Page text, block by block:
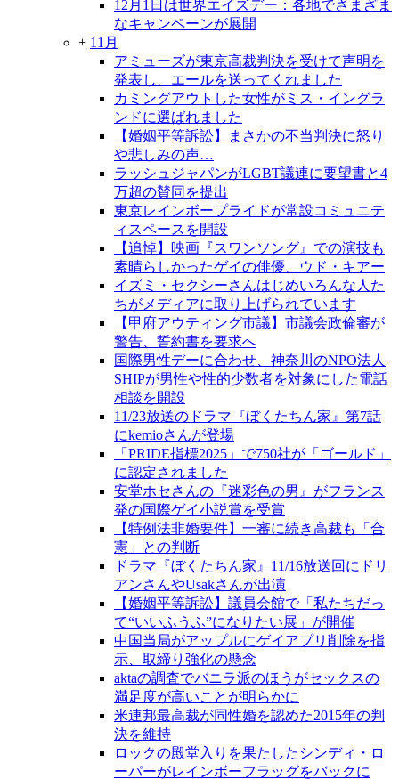
12月1日は世界エイズデー：各地でさまざま
なキャンペーンが展開
+ 11月
アミューズが東京高裁判決を受けて声明を
発表し、エールを送ってくれました
カミングアウトした女性がミス・イングラ
ンドに選ばれました
【婚姻平等訴訟】まさかの不当判決に怒り
や悲しみの声…
ラッシュジャパンがLGBT議連に要望書と4
万超の賛同を提出
東京レインボープライドが常設コミュニテ
ィスペースを開設
【追悼】映画『スワンソング』での演技も
素晴らしかったゲイの俳優、ウド・キアー
イズミ・セクシーさんはじめいろんな人た
ちがメディアに取り上げられています
【甲府アウティング市議】市議会政倫審が
警告、誓約書を要求へ
国際男性デーに合わせ、神奈川のNPO法人
SHIPが男性や性的少数者を対象にした電話
相談を開設
11/23放送のドラマ『ぼくたちん家』第7話
にkemioさんが登場
「PRIDE指標2025」で750社が「ゴールド」
に認定されました
安堂ホセさんの『迷彩色の男』がフランス
発の国際ゲイ小説賞を受賞
【特例法非婚要件】一審に続き高裁も「合
憲」との判断
ドラマ『ぼくたちん家』11/16放送回にドリ
アンさんやUsakさんが出演
【婚姻平等訴訟】議員会館で「私たちだっ
て“いいふうふ”になりたい展」が開催
中国当局がアップルにゲイアプリ削除を指
示、取締り強化の懸念
aktaの調査でバニラ派のほうがセックスの
満足度が高いことが明らかに
米連邦最高裁が同性婚を認めた2015年の判
決を維持
ロックの殿堂入りを果たしたシンディ・ロ
ーパーがレインボーフラッグをバックに